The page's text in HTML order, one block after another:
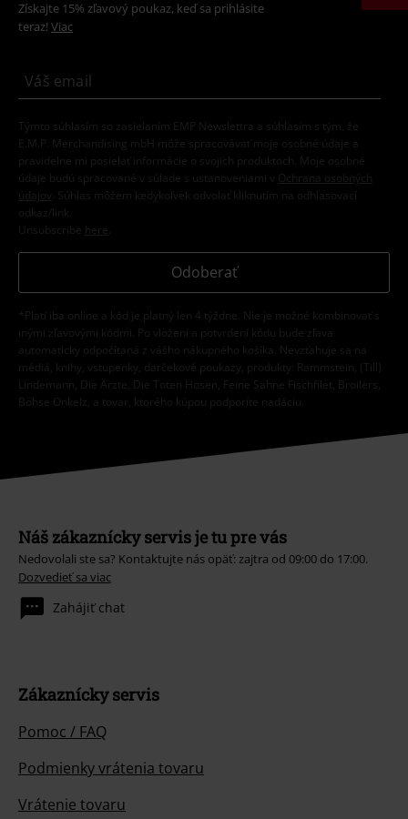
Získajte 15% zľavový poukaz, keď sa prihlásite
teraz! Viac
Týmto súhlasím so zasielaním EMP Newslettra a súhlasím s tým, že
E.M.P. Merchandising mbH môže spracovávať moje osobné údaje a
pravidelne mi posielať informácie o svojich produktoch. Moje osobné
údaje budú spracované v súlade s ustanoveniami v
Ochrana osobných
údajov
. Súhlas môžem kedykoľvek odvolať kliknutím na odhlasovací
odkaz/link.
Unsubscribe here
Odoberať
*Platí iba online a kód je platný len 4 týždne. Nie je možné kombinovať s
inými zľavovými kódmi. Po vložení a potvrdení kódu bude zľava
automaticky odpočítaná z vášho nákupného košíka. Nevzťahuje sa na
médiá, knihy, vstupenky, darčekové poukazy, produkty: Rammstein, (Till)
Lindemann, Die Ärzte, Die Toten Hosen, Feine Sahne Fischfilet, Broilers,
Böhse Onkelz, a tovar, ktorého kúpou podporíte nadáciu.
Náš zákaznícky servis je tu pre vás
Nedovolali ste sa? Kontaktujte nás opäť: zajtra od 09:00 do 17:00.
Dozvedieť sa viac
Zahájiť chat
Zákaznícky servis
Pomoc / FAQ
Podmienky vrátenia tovaru
Vrátenie tovaru